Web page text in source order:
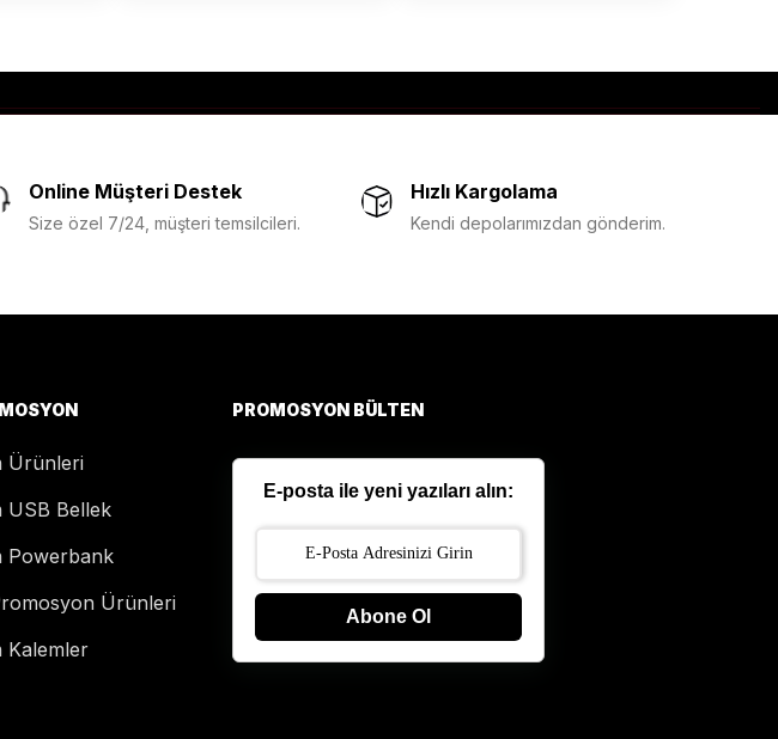
Online Müşteri Destek
Size özel 7/24, müşteri temsilcileri.
Hızlı Kargolama
Kendi depolarımızdan gönderim.
Ürünleri
USB Bellek
Powerbank
Ürünleri
Kalemler
PROMOSYON BÜLTEN
E-posta ile yeni yazıları alın:
Abone Ol